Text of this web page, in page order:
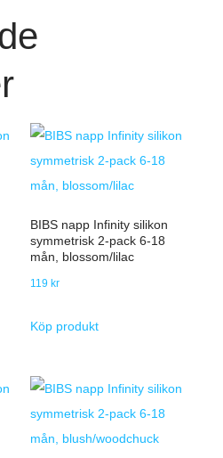
BIBS napp Infinity silikon
symmetrisk 2-pack 6-18
mån, blossom/lilac
119 kr
Köp produkt